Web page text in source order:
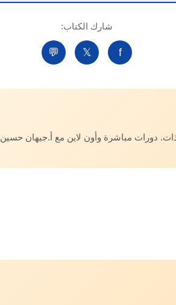
شارك الكتاب:
f
𝕏
💬
دورات مباشرة وأون لاين مع أ.جيهان حسين